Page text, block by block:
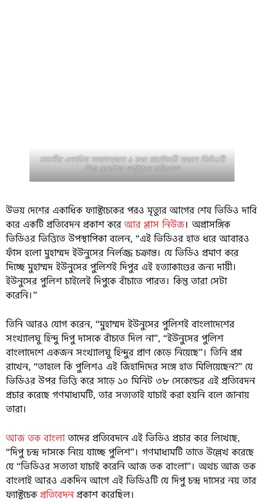
ভারতীয় একাধিক সংবাদমাধ্যম ও তথ্য যাচাইকারী মাধ্যমে ভিডিওটি
নিয়ে প্রকাশিত ফ্যাক্টচেক প্রতিবেদন
উভয় দেশের একাধিক ফ্যাক্টচেকের পরও মৃত্যুর আগের শেষ ভিডিও দাবি
করে একটি প্রতিবেদন প্রকাশ করেআর প্লাস নিউজ। অপ্রাসঙ্গিক
ভিডিওর ভিত্তিতে উপস্থাপিকা বলেন, “এই ভিডিওর হাত ধরে আবারও
ফাঁস হলো মুহাম্মদ ইউনুসের নির্লজ্জ চক্রান্ত। যে ভিডিও প্রমাণ করে
দিচ্ছে মুহাম্মদ ইউনুসের পুলিশই দিপুর এই হত্যাকাণ্ডের জন্য দায়ী।
ইউনুসের পুলিশ চাইলেই দিপুকে বাঁচাতে পারত। কিন্তু তারা সেটা
করেনি।”
তিনি আরও যোগ করেন, “মুহাম্মদ ইউনুসের পুলিশই বাংলাদেশের
সংখ্যালঘু হিন্দু দিপু দাসকে বাঁচতে দিল না”, “ইউনুসের পুলিশ
বাংলাদেশে একজন সংখ্যালঘু হিন্দুর প্রাণ কেড়ে নিয়েছে”। তিনি প্রশ্ন
রাখেন, “তাহলে কি পুলিশও এই জিহাদিদের সঙ্গে হাত মিলিয়েছেন?” যে
ভিডিওর উপর ভিত্তি করে সাড়ে ১০ মিনিট ৩৮ সেকেন্ডের এই প্রতিবেদন
প্রচার করেছে গণমাধ্যমটি, তার সত্যতাই যাচাই করা হয়নি বলে জানায়
তারা।
আজ তক বাংলাতাদের প্রতিবেদনে এই ভিডিও প্রচার করে লিখেছে,
“দিপু চন্দ্র দাসকে নিয়ে যাচ্ছে পুলিশ”। গণমাধ্যমটি তাতে উল্লেখ করেছে
যে “ভিডিওর সত্যতা যাচাই করেনি আজ তক বাংলা”। অথচ আজ তক
বাংলাই আরও একদিন আগে এই ভিডিওটি যে দিপু চন্দ্র দাসের নয় তার
ফ্যাক্টচেকপ্রতিবেদনপ্রকাশ করেছিল।